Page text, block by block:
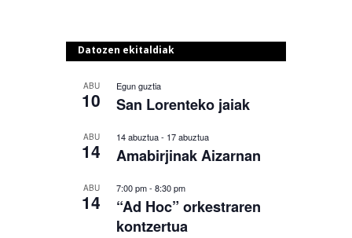
Datozen ekitaldiak
ABU
10
Egun guztia
San Lorenteko jaiak
ABU
14
14 abuztua- 17 abuztua
Amabirjinak Aizarnan
ABU
14
7:00 pm- 8:30 pm
“Ad Hoc” orkestraren
kontzertua